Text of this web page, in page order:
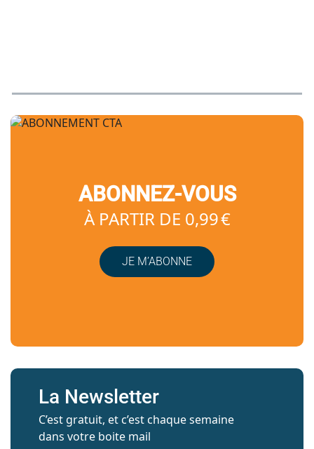
ABONNEZ-VOUS
À PARTIR DE 0,99 €
JE M’ABONNE
La Newsletter
C’est gratuit, et c’est chaque semaine
dans votre boite mail